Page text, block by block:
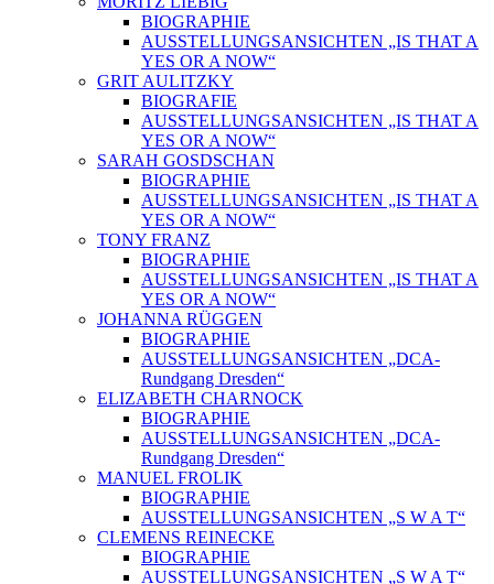
BIOGRAPHIE
AUSSTELLUNGSANSICHTEN „IS THAT A
YES OR A NOW“
GRIT AULITZKY
BIOGRAFIE
AUSSTELLUNGSANSICHTEN „IS THAT A
YES OR A NOW“
SARAH GOSDSCHAN
BIOGRAPHIE
AUSSTELLUNGSANSICHTEN „IS THAT A
YES OR A NOW“
TONY FRANZ
BIOGRAPHIE
AUSSTELLUNGSANSICHTEN „IS THAT A
YES OR A NOW“
JOHANNA RÜGGEN
BIOGRAPHIE
AUSSTELLUNGSANSICHTEN „DCA-
Rundgang Dresden“
ELIZABETH CHARNOCK
BIOGRAPHIE
AUSSTELLUNGSANSICHTEN „DCA-
Rundgang Dresden“
MANUEL FROLIK
BIOGRAPHIE
AUSSTELLUNGSANSICHTEN „S W A T“
CLEMENS REINECKE
BIOGRAPHIE
AUSSTELLUNGSANSICHTEN „S W A T“